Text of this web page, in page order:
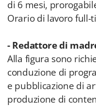
di 6 mesi,
Orario di lavoro full-
- Redattore di
Alla figura sono
conduzione di
e pubblicazione di
produzione di